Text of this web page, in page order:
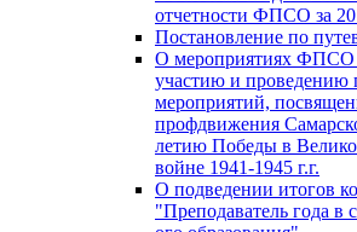
отчетности ФПСО за
Постановление по
О мероприятиях ФПСО
участию и проведению
мероприятий,
профдвижения
летию Победы в
войне 1941-1945 г.г.
О подведении итогов
"Преподаватель года в